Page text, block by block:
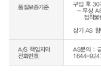
품질보증기준
구입 후 30
  - 무상 AS 항목
상기 AS 항
A/S 책임자와
전화번호
AS문의 :
1644-